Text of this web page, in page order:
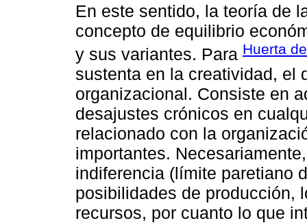
En este sentido, la teoría de
concepto de equilibrio
y sus variantes. Para Huerta
sustenta en la creatividad, el
organizacional. Consiste en
desajustes crónicos en
relacionado con la
importantes.
indiferencia (límite paretiano
posibilidades de producción,
recursos, por cuanto lo que